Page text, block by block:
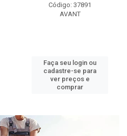
Código: 37891
AVANT
Faça seu login ou
cadastre-se para
ver preços e
comprar